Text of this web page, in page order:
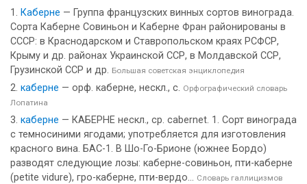
Каберне — Группа французских винных сортов винограда.
Сорта Каберне Совиньон и Каберне Фран районированы в
СССР: в Краснодарском и Ставропольском краях РСФСР,
Крыму и др. районах Украинской ССР, в Молдавской ССР,
Грузинской ССР и др. Большая советская энциклопедия
каберне — орф. каберне, нескл., с. Орфографический словарь
Лопатина
каберне — КАБЕРНЕ нескл., ср. cabernet. 1. Сорт винограда
с темносиними ягодами; употребляется для изготовления
красного вина. БАС-1. В Шо-Го-Брионе (южнее Бордо)
разводят следующие лозы: каберне-совиньон, пти-каберне
(petite vidure), гро-каберне, пти-вердо... Словарь галлицизмов